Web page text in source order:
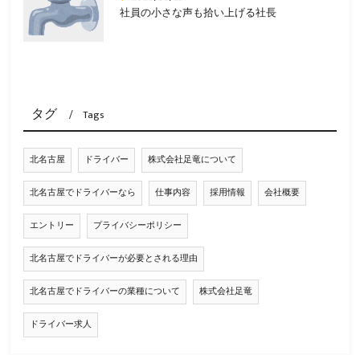
社員の小さな声も拾い上げる社長
タグ Tags
北名古屋 ドライバー 株式会社足竜について
北名古屋でドライバーなら 仕事内容 採用情報 会社概要
エントリー プライバシーポリシー
北名古屋でドライバーが必要とされる理由
北名古屋でドライバーの業種について 株式会社足竜
ドライバー求人